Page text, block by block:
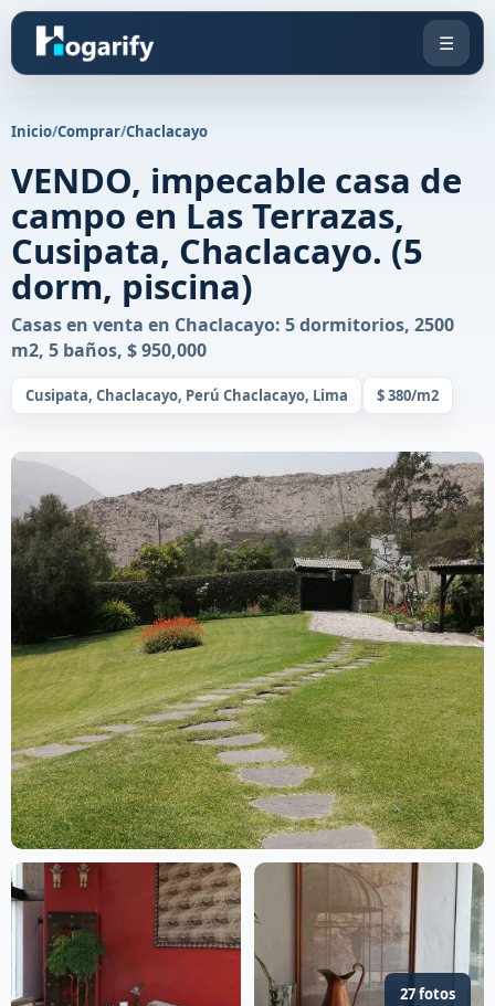
☰
Inicio/Comprar/Chaclacayo
VENDO, impecable casa de
campo en Las Terrazas,
Cusipata, Chaclacayo. (5
dorm, piscina)
Casas en venta en Chaclacayo: 5 dormitorios, 2500
m2, 5 baños, $ 950,000
Cusipata, Chaclacayo, Perú Chaclacayo, Lima $ 380/m2
27 fotos